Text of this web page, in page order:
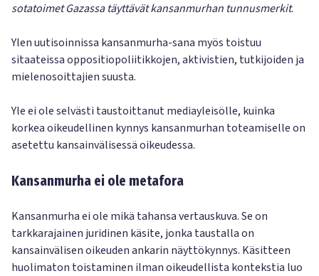
sotatoimet Gazassa täyttävät kansanmurhan tunnusmerkit.
Ylen uutisoinnissa kansanmurha-sana myös toistuu
sitaateissa oppositiopoliitikkojen, aktivistien, tutkijoiden ja
mielenosoittajien suusta.
Yle ei ole selvästi taustoittanut mediayleisölle, kuinka
korkea oikeudellinen kynnys kansanmurhan toteamiselle on
asetettu kansainvälisessä oikeudessa.
Kansanmurha ei ole metafora
Kansanmurha ei ole mikä tahansa vertauskuva. Se on
tarkkarajainen juridinen käsite, jonka taustalla on
kansainvälisen oikeuden ankarin näyttökynnys. Käsitteen
huolimaton toistaminen ilman oikeudellista kontekstia luo